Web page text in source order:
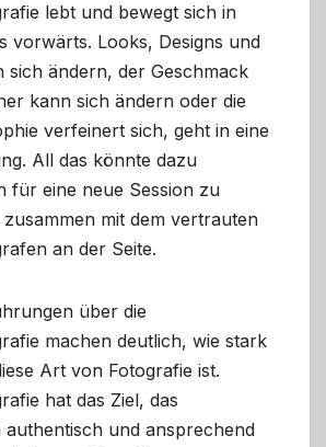
lebt und bewegt sich in
vorwärts. Looks, Designs und
sich ändern, der Geschmack
kann sich ändern oder die
verfeinert sich, geht in eine
All das könnte dazu
für eine neue Session zu
zusammen mit dem vertrauten
an der Seite.
über die
machen deutlich, wie stark
Art von Fotografie ist.
hat das Ziel, das
authentisch und ansprechend